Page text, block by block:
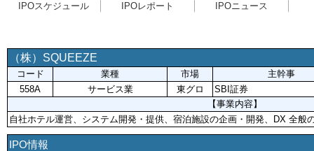
IPOスケジュール
IPOレポート IPOニュース
（株）SQUEEZE
コード 業種 市場
主幹事
558A
サービス業 東グロ
SBI証券
【事業内容】
自社ホテル運営、システム開発・提供、宿泊施設の企画・開発、DX 全般
IPO情報